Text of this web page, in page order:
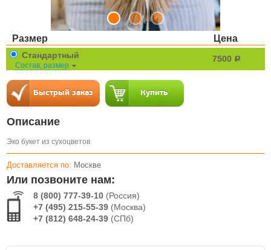
Размер Цена
Стандартный
Состав, размер
7500 a
Описание
Эко букет из сухоцветов
Доставляется по: Москве
Или позвоните нам:
8 (800) 777-39-10 (Россия)
+7 (495) 215-55-39 (Москва)
+7 (812) 648-24-39 (СПб)